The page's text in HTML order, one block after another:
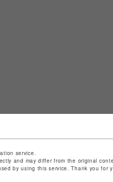
service.
and may differ from the original
by using this service. Thank you for